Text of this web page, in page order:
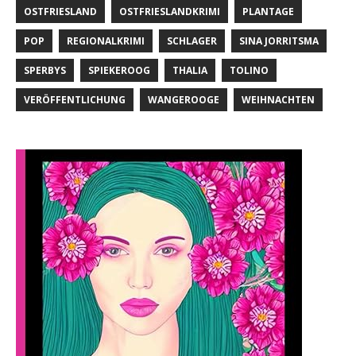
OSTFRIESLAND OSTFRIESLANDKRIMI PLANTAGE
POP REGIONALKRIMI SCHLAGER SINA JORRITSMA
SPERBYS SPIEKEROOG THALIA TOLINO
VERÖFFENTLICHUNG WANGEROOGE WEIHNACHTEN